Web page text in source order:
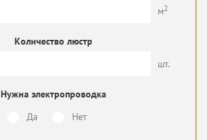
м2
Количество люстр
шт.
Нужна электропроводка
Да
Нет